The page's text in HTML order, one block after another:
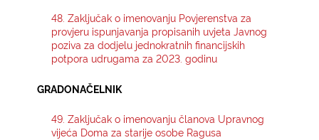
48. Zaključak o imenovanju Povjerenstva za
provjeru ispunjavanja propisanih uvjeta Javnog
poziva za dodjelu jednokratnih financijskih
potpora udrugama za 2023. godinu
GRADONAČELNIK
49. Zaključak o imenovanju članova Upravnog
vijeća Doma za starije osobe Ragusa